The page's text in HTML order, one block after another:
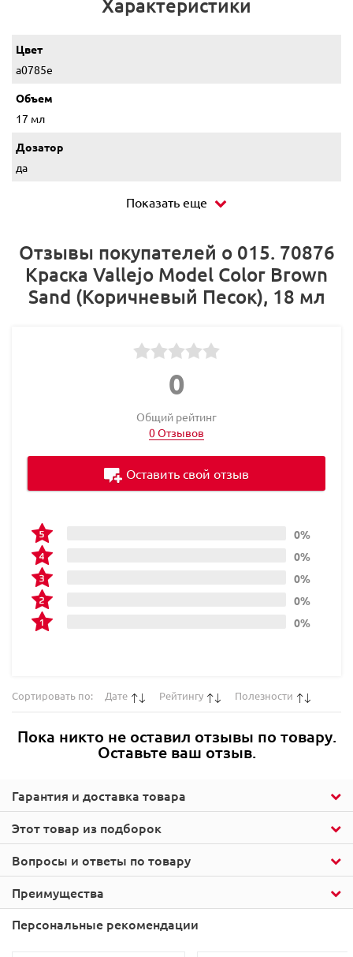
Характеристики
Цвет
a0785e
Объем
17 мл
Дозатор
да
Показать еще
Этот товар из подборок
Гарантия и доставка товара
Отзывы покупателей о 015. 70876
Краска Vallejo Model Color Brown
Sand (Коричневый Песок), 18 мл
0
Общий рейтинг
0 Отзывов
0%
0%
0%
0%
0%
Оставить свой отзыв
Сортировать по: Дате Рейтингу Полезности
Пока никто не оставил отзывы по товару.
Оставьте ваш отзыв.
Вопросы и ответы по товару
Преимущества
Персональные рекомендации